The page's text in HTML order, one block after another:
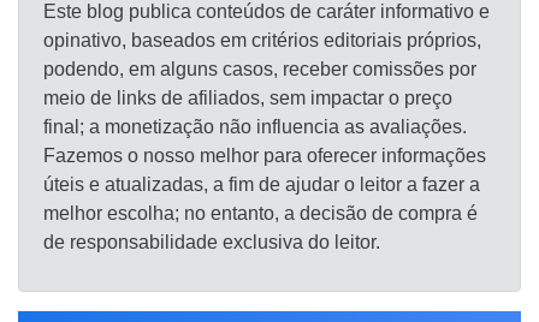
Este blog publica conteúdos de caráter informativo e
opinativo, baseados em critérios editoriais próprios,
podendo, em alguns casos, receber comissões por
meio de links de afiliados, sem impactar o preço
final; a monetização não influencia as avaliações.
Fazemos o nosso melhor para oferecer informações
úteis e atualizadas, a fim de ajudar o leitor a fazer a
melhor escolha; no entanto, a decisão de compra é
de responsabilidade exclusiva do leitor.